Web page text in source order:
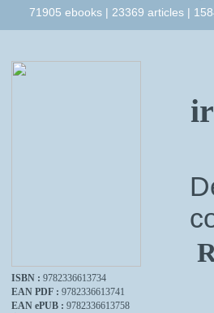
71905 ebooks | 23369 articles |
ISBN : 9782336613734
EAN PDF : 9782336613741
EAN ePUB : 9782336613758